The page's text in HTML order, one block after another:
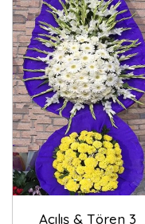
Açılış & Tören 3